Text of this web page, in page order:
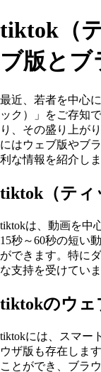
tiktok（
ブ版とブ
最近、若者を中心
ック）」をご存知
り、その盛り上が
にはウェブ版やブ
利な情報を紹介しま
tiktok（ティ
tiktokは、動画を中
15秒～60秒の短い
ができます。特に
な支持を受けていま
tiktokのウェ
tiktokには、スマー
ウザ版も存在しま
ことができ、ブラ